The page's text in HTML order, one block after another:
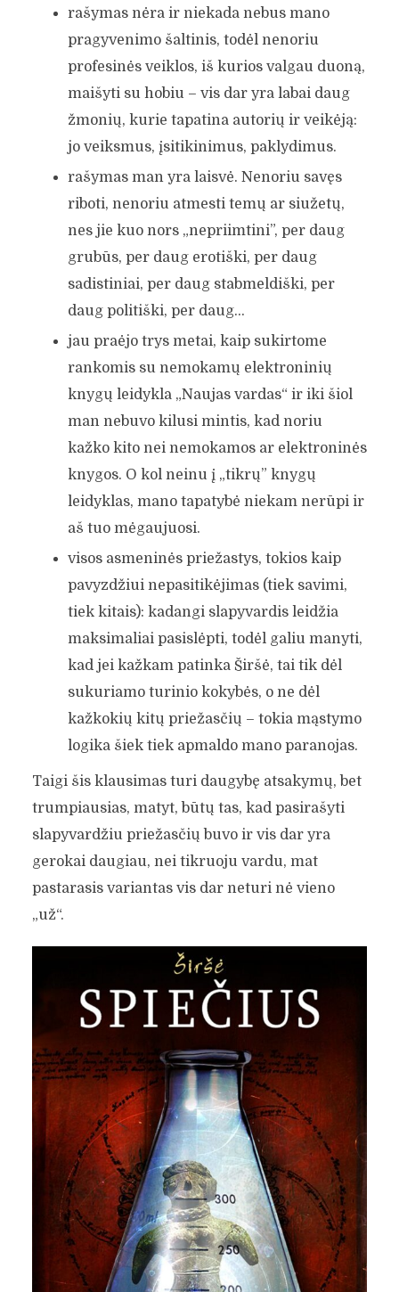
rašymas nėra ir niekada nebus mano
pragyvenimo šaltinis, todėl nenoriu
profesinės veiklos, iš kurios valgau duoną,
maišyti su hobiu – vis dar yra labai daug
žmonių, kurie tapatina autorių ir veikėją:
jo veiksmus, įsitikinimus, paklydimus.
rašymas man yra laisvė. Nenoriu savęs
riboti, nenoriu atmesti temų ar siužetų,
nes jie kuo nors „nepriimtini”, per daug
grubūs, per daug erotiški, per daug
sadistiniai, per daug stabmeldiški, per
daug politiški, per daug…
jau praėjo trys metai, kaip sukirtome
rankomis su nemokamų elektroninių
knygų leidykla „Naujas vardas“ ir iki šiol
man nebuvo kilusi mintis, kad noriu
kažko kito nei nemokamos ar elektroninės
knygos. O kol neinu į „tikrų” knygų
leidyklas, mano tapatybė niekam nerūpi ir
aš tuo mėgaujuosi.
visos asmeninės priežastys, tokios kaip
pavyzdžiui nepasitikėjimas (tiek savimi,
tiek kitais): kadangi slapyvardis leidžia
maksimaliai pasislėpti, todėl galiu manyti,
kad jei kažkam patinka Širšė, tai tik dėl
sukuriamo turinio kokybės, o ne dėl
kažkokių kitų priežasčių – tokia mąstymo
logika šiek tiek apmaldo mano paranojas.
Taigi šis klausimas turi daugybę atsakymų, bet
trumpiausias, matyt, būtų tas, kad pasirašyti
slapyvardžiu priežasčių buvo ir vis dar yra
gerokai daugiau, nei tikruoju vardu, mat
pastarasis variantas vis dar neturi nė vieno
„už“.